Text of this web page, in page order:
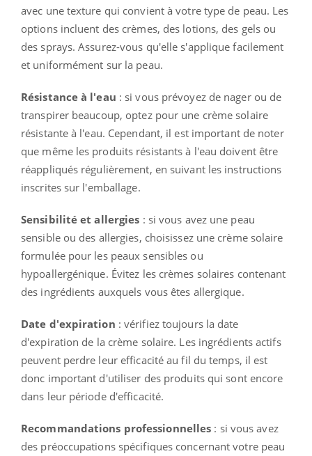
avec une texture qui convient à votre type de peau. Les
options incluent des crèmes, des lotions, des gels ou
des sprays. Assurez-vous qu'elle s'applique facilement
et uniformément sur la peau.
Résistance à l'eau : si vous prévoyez de nager ou de
transpirer beaucoup, optez pour une crème solaire
résistante à l'eau. Cependant, il est important de noter
que même les produits résistants à l'eau doivent être
réappliqués régulièrement, en suivant les instructions
inscrites sur l'emballage.
Sensibilité et allergies : si vous avez une peau
sensible ou des allergies, choisissez une crème solaire
formulée pour les peaux sensibles ou
hypoallergénique. Évitez les crèmes solaires contenant
des ingrédients auxquels vous êtes allergique.
Date d'expiration : vérifiez toujours la date
d'expiration de la crème solaire. Les ingrédients actifs
peuvent perdre leur efficacité au fil du temps, il est
donc important d'utiliser des produits qui sont encore
dans leur période d'efficacité.
Recommandations professionnelles : si vous avez
des préoccupations spécifiques concernant votre peau